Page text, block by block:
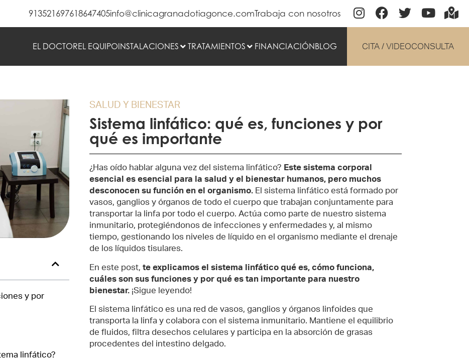
913521697618647405info@clinicagranadotiagonce.comTrabaja con nosotros
EL DOCTOREL EQUIPOINSTALACIONES TRATAMIENTOS FINANCIACIÓNBLOG CITA / VIDEOCONSULTA
y por
linfático?
SALUD Y BIENESTAR
Sistema linfático: qué es, funciones y por
qué es importante
¿Has oído hablar alguna vez del sistema linfático? Este sistema corporal
esencial es esencial para la salud y el bienestar humanos, pero muchos
desconocen su función en el organismo.El sistema linfático está formado por
vasos, ganglios y órganos de todo el cuerpo que trabajan conjuntamente para
transportar la linfa por todo el cuerpo. Actúa como parte de nuestro sistema
inmunitario, protegiéndonos de infecciones y enfermedades y, al mismo
tiempo, gestionando los niveles de líquido en el organismo mediante el drenaje
de los líquidos tisulares.
En este post, te explicamos el sistema linfático qué es, cómo funciona,
cuáles son sus funciones y por qué es tan importante para nuestro
bienestar.¡Sigue leyendo!
El sistema linfático es una red de vasos, ganglios y órganos linfoides que
transporta la linfa y colabora con el sistema inmunitario. Mantiene el equilibrio
de fluidos, filtra desechos celulares y participa en la absorción de grasas
procedentes del intestino delgado.